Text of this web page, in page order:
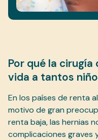
Por qué la cirugía
vida a tantos
En los países de renta
motivo de gran
renta baja, las hernias
complicaciones graves